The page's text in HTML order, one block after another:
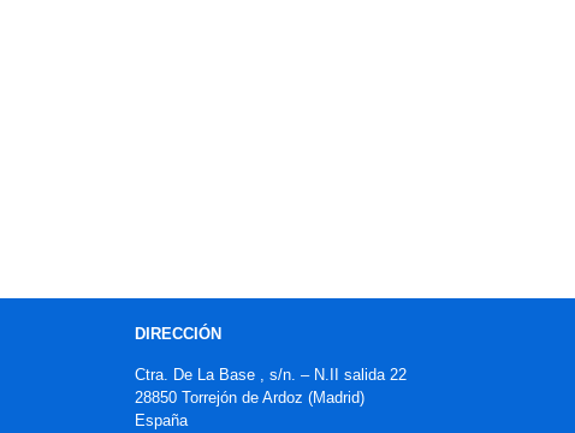
DIRECCIÓN
Ctra. De La Base , s/n. – N.II salida 22
28850 Torrejón de Ardoz (Madrid)
España